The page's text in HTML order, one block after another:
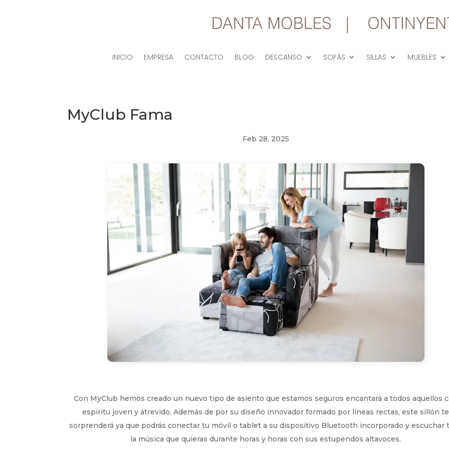
INICIO EMPRESA CONTACTO BLOG DESCANSO SOFÁS SILLAS MUEBLES
MyClub Fama
Feb 28, 2025
Con MyClub hemos creado un nuevo tipo de asiento que estamos seguros encantará a todos aquellos
espíritu joven y atrevido. Además de por su diseño innovador formado por líneas rectas, este sillón te
sorprenderá ya que podrás conectar tu móvil o tablet a su dispositivo Bluetooth incorporado y escuchar
la música que quieras durante horas y horas con sus estupendos altavoces.